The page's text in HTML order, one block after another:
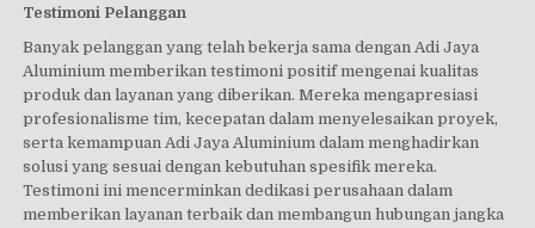
Testimoni Pelanggan
Banyak pelanggan yang telah bekerja sama dengan Adi Jaya
Aluminium memberikan testimoni positif mengenai kualitas
produk dan layanan yang diberikan. Mereka mengapresiasi
profesionalisme tim, kecepatan dalam menyelesaikan proyek,
serta kemampuan Adi Jaya Aluminium dalam menghadirkan
solusi yang sesuai dengan kebutuhan spesifik mereka.
Testimoni ini mencerminkan dedikasi perusahaan dalam
memberikan layanan terbaik dan membangun hubungan jangka